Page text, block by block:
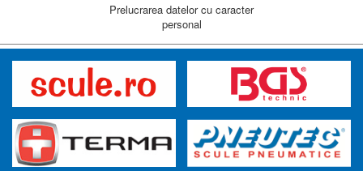
Prelucrarea datelor cu caracter
personal